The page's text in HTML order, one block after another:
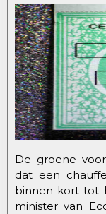
De groene
dat een
binnen-kort tot
minister van